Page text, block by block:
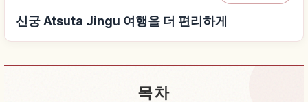
신궁 Atsuta Jingu 여행을 더 편리하게
신궁 Atsuta Jingu 근처 숙소 찾기
목차